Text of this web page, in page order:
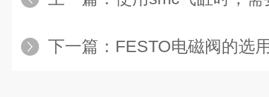
下一篇： FESTO电磁阀的选